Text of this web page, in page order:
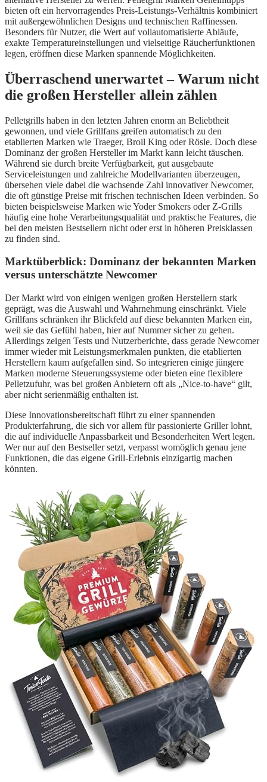
bieten oft ein hervorragendes Preis-Leistungs-Verhältnis kombiniert
mit außergewöhnlichen Designs und technischen Raffinessen.
Besonders für Nutzer, die Wert auf vollautomatisierte Abläufe,
exakte Temperatureinstellungen und vielseitige Räucherfunktionen
legen, eröffnen diese Marken spannende Möglichkeiten.
Überraschend unerwartet – Warum nicht
die großen Hersteller allein zählen
Pelletgrills haben in den letzten Jahren enorm an Beliebtheit
gewonnen, und viele Grillfans greifen automatisch zu den
etablierten Marken wie Traeger, Broil King oder Rösle. Doch diese
Dominanz der großen Hersteller im Markt kann leicht täuschen.
Während sie durch breite Verfügbarkeit, gut ausgebaute
Serviceleistungen und zahlreiche Modellvarianten überzeugen,
übersehen viele dabei die wachsende Zahl innovativer Newcomer,
die oft günstige Preise mit frischen technischen Ideen verbinden. So
bieten beispielsweise Marken wie Yoder Smokers oder Z-Grills
häufig eine hohe Verarbeitungsqualität und praktische Features, die
bei den meisten Bestsellern nicht oder erst in höheren Preisklassen
zu finden sind.
Marktüberblick: Dominanz der bekannten Marken
versus unterschätzte Newcomer
Der Markt wird von einigen wenigen großen Herstellern stark
geprägt, was die Auswahl und Wahrnehmung einschränkt. Viele
Grillfans schränken ihr Blickfeld auf diese bekannten Marken ein,
weil sie das Gefühl haben, hier auf Nummer sicher zu gehen.
Allerdings zeigen Tests und Nutzerberichte, dass gerade Newcomer
immer wieder mit Leistungsmerkmalen punkten, die etablierten
Herstellern kaum aufgefallen sind. So integrieren einige jüngere
Marken moderne Steuerungssysteme oder bieten eine flexiblere
Pelletzufuhr, was bei großen Anbietern oft als „Nice-to-have“ gilt,
aber nicht serienmäßig enthalten ist.
Diese Innovationsbereitschaft führt zu einer spannenden
Produkterfahrung, die sich vor allem für passionierte Griller lohnt,
die auf individuelle Anpassbarkeit und Besonderheiten Wert legen.
Wer nur auf den Bestseller setzt, verpasst womöglich genau jene
Funktionen, die das eigene Grill-Erlebnis einzigartig machen
könnten.